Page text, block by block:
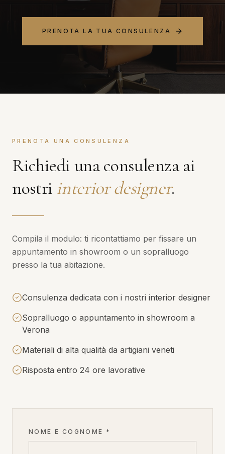
PRENOTA LA TUA CONSULENZA
PRENOTA UNA CONSULENZA
Richiedi una consulenza ai
nostri interior designer.
Compila il modulo: ti ricontattiamo per fissare un
appuntamento in showroom o un sopralluogo
presso la tua abitazione.
Consulenza dedicata con i nostri interior designer
Sopralluogo o appuntamento in showroom a
Verona
Materiali di alta qualità da artigiani veneti
Risposta entro 24 ore lavorative
NOME E COGNOME *